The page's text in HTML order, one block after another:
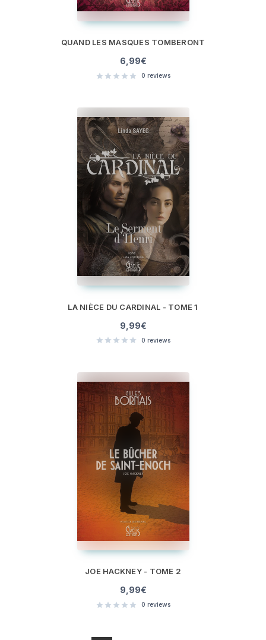
QUAND LES MASQUES TOMBERONT
6,99€
0 reviews
LA NIÈCE DU CARDINAL - TOME 1
9,99€
0 reviews
JOE HACKNEY - TOME 2
9,99€
0 reviews